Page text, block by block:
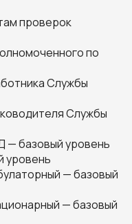
проверок
по
Службы
Службы
базовый уровень
уровень
— базовый
— базовый